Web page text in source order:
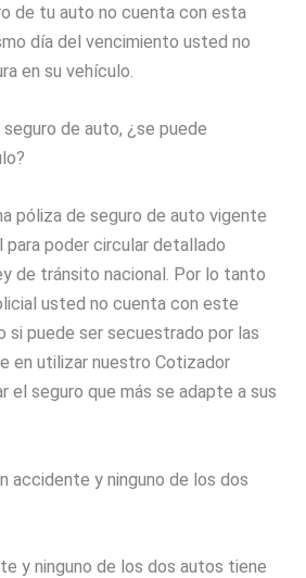
de tu auto no cuenta con esta
día del vencimiento usted no
en su vehículo.
de auto, ¿se puede
póliza de seguro de auto vigente
para poder circular detallado
de tránsito nacional. Por lo tanto
usted no cuenta con este
si puede ser secuestrado por las
en utilizar nuestro Cotizador
el seguro que más se adapte a sus
accidente y ninguno de los dos
y ninguno de los dos autos tiene